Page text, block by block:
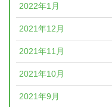
2022年1月
2021年12月
2021年11月
2021年10月
2021年9月